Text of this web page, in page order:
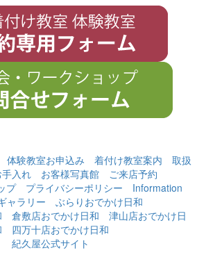
体験教室お申込み 着付け教室案内
取扱
入れ お客様写真館
ご来店予約
プ プライバシーポリシー
Information
ャラリー
ぶらりおでかけ日和
倉敷店おでかけ日和
津山店おでかけ日
四万十店おでかけ日和
紀久屋公式サイト